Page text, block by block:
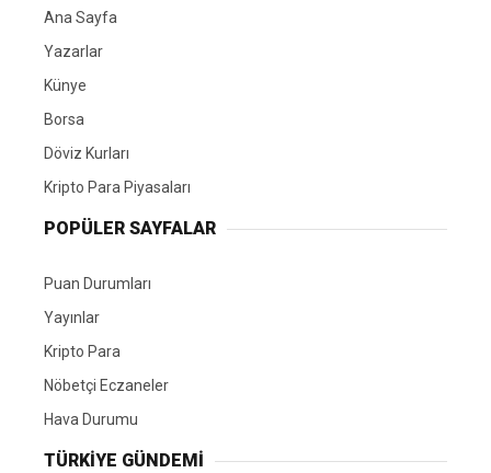
Ana Sayfa
Yazarlar
Künye
Borsa
Döviz Kurları
Kripto Para Piyasaları
POPÜLER SAYFALAR
Puan Durumları
Yayınlar
Kripto Para
Nöbetçi Eczaneler
Hava Durumu
TÜRKIYE GÜNDEMI